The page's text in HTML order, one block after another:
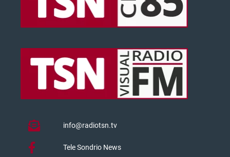
info@radiotsn.tv
Tele Sondrio News